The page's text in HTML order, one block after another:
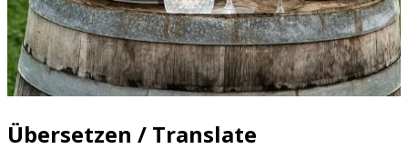
Übersetzen / Translate